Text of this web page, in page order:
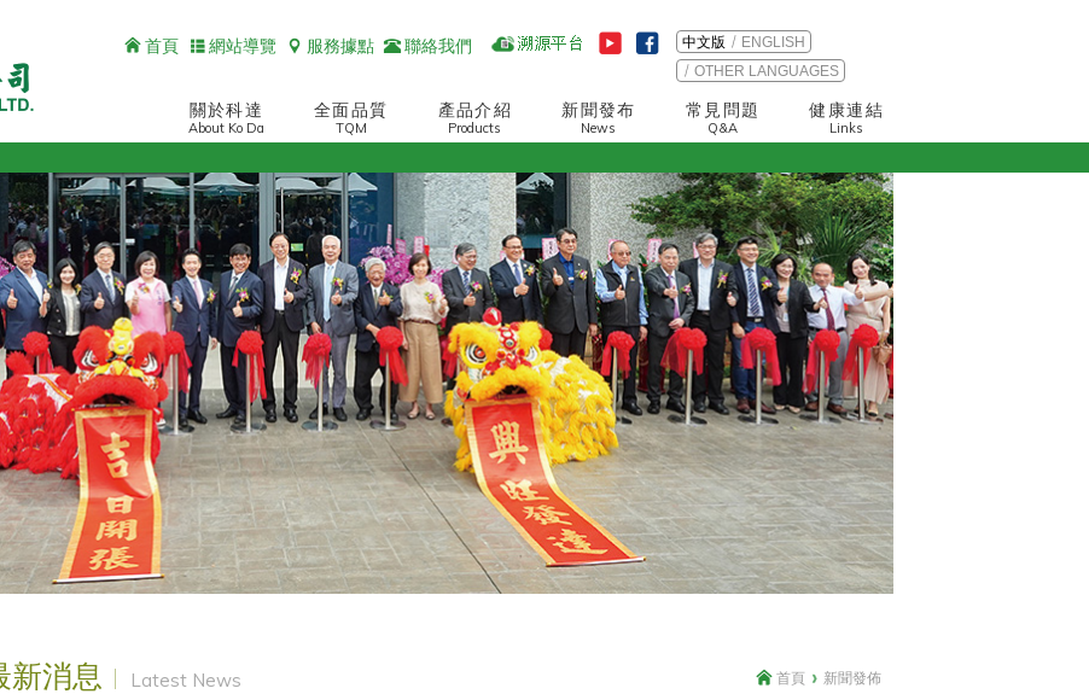
首頁 網站導覽 服務據點 聯絡我們 中文版
ENGLISH
OTHER LANGUAGES
關於科達
About Ko Da
全面品質
TQM
產品介紹
Products
新聞發布
News
常見問題
Q&A
健康連結
Links
新消息 Latest News 首頁 新聞發佈